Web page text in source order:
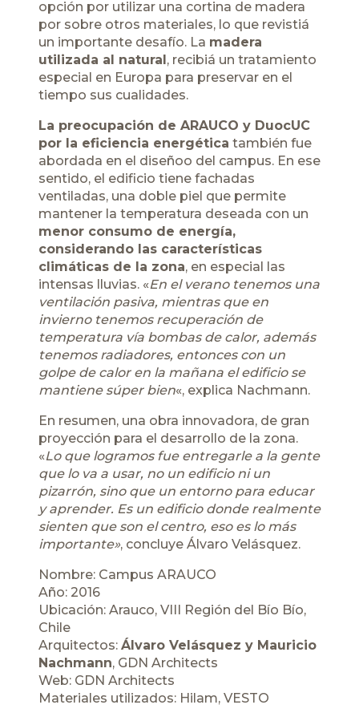
opción por utilizar una cortina de madera
por sobre otros materiales, lo que revistiá
un importante desafío. La madera
utilizada al natural, recibiá un tratamiento
especial en Europa para preservar en el
tiempo sus cualidades.
La preocupación de ARAUCO y DuocUC
por la eficiencia energética también fue
abordada en el diseñoo del campus. En ese
sentido, el edificio tiene fachadas
ventiladas, una doble piel que permite
mantener la temperatura deseada con un
menor consumo de energía,
considerando las características
climáticas de la zona, en especial las
intensas lluvias. «En el verano tenemos una
ventilación pasiva, mientras que en
invierno tenemos recuperación de
temperatura ví­a bombas de calor, además
tenemos radiadores, entonces con un
golpe de calor en la mañana el edificio se
mantiene súper bien«, explica Nachmann.
En resumen, una obra innovadora, de gran
proyección para el desarrollo de la zona.
«Lo que logramos fue entregarle a la gente
que lo va a usar, no un edificio ni un
pizarrón, sino que un entorno para educar
y aprender. Es un edificio donde realmente
sienten que son el centro, eso es lo más
importante», concluye Álvaro Velásquez.
Nombre: Campus ARAUCO
Año: 2016
Ubicación: Arauco, VIII Región del Bío Bío,
Chile
Arquitectos: Álvaro Velásquez y Mauricio
Nachmann, GDN Architects
Web: GDN Architects
Materiales utilizados: Hilam, VESTO